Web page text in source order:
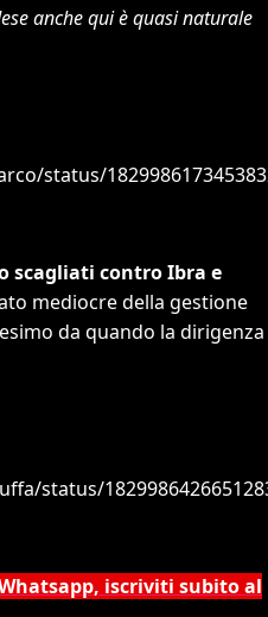
anche qui è quasi naturale
status/
scagliati contro Ibra e
mediocre della gestione
da quando la dirigenza
status/
iscriviti subito al